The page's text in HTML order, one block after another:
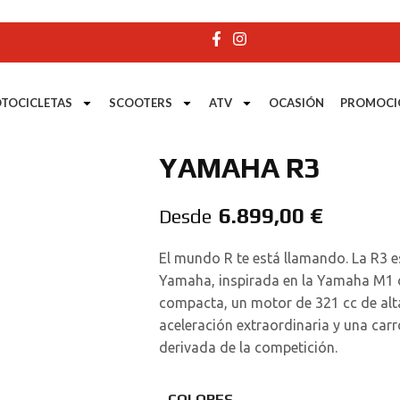
SCOOTERS ATV OCASIÓN
YAMAHA R3
Desde 6.899,00 €
El mundo R te está llamando. La R3
Yamaha, inspirada en la Yamaha
compacta, un motor de 321 cc de
aceleración extraordinaria y una
derivada de la competición.